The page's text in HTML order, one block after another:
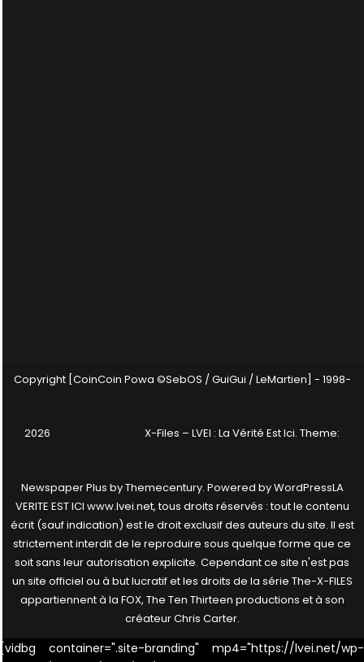
Copyright [CoinCoin Powa ©SebOS / GuiGui / LeMartien] - 1998-
2026 X-Files – LVEI : La Vérité Est Ici. Theme:
Newspaper Plus byThemecentury. Powered byWordPressLA
VERITE EST ICI www.lvei.net, tous droits réservés : tout le contenu
écrit (sauf indication) est le droit exclusif des auteurs du site. Il est
strictement interdit de le reproduire sous quelque forme que ce
soit sans leur autorisation explicite. Cependant ce site n'est pas
un site officiel ou à but lucratif et les droits de la série The-X-FILES
appartiennent à la FOX, The Ten Thirteen productions et à son
créateur Chris Carter.
[vidbg container=".site-branding" mp4="https://lvei.net/wp-